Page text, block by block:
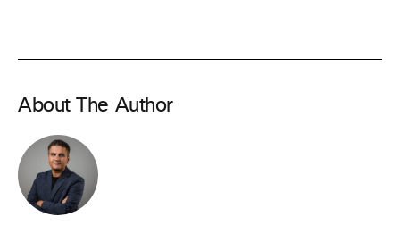
About The Author